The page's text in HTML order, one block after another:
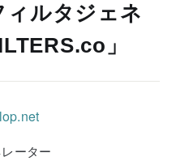
ィルタジェネ
」
ーター